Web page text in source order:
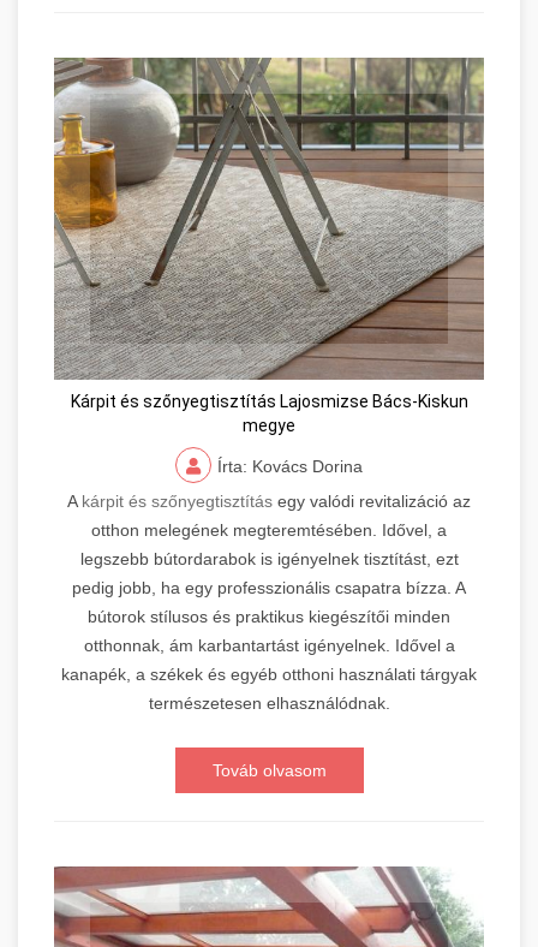
Kárpit és szőnyegtisztítás Lajosmizse Bács-Kiskun
megye
Írta: Kovács Dorina
A kárpit és szőnyegtisztítás egy valódi revitalizáció az
otthon melegének megteremtésében. Idővel, a
legszebb bútordarabok is igényelnek tisztítást, ezt
pedig jobb, ha egy professzionális csapatra bízza. A
bútorok stílusos és praktikus kiegészítői minden
otthonnak, ám karbantartást igényelnek. Idővel a
kanapék, a székek és egyéb otthoni használati tárgyak
természetesen elhasználódnak.
Továb olvasom